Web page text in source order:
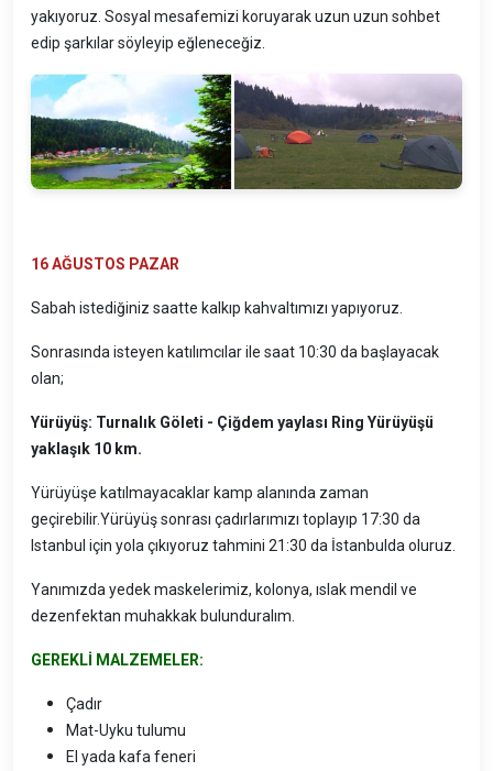
yakıyoruz. Sosyal mesafemizi koruyarak uzun uzun sohbet
edip şarkılar söyleyip eğleneceğiz.
16 AĞUSTOS PAZAR
Sabah istediğiniz saatte kalkıp kahvaltımızı yapıyoruz.
Sonrasında isteyen katılımcılar ile saat 10:30 da başlayacak
olan;
Yürüyüş: Turnalık Göleti - Çiğdem yaylası Ring Yürüyüşü
yaklaşık 10 km.
Yürüyüşe katılmayacaklar kamp alanında zaman
geçirebilir.Yürüyüş sonrası çadırlarımızı toplayıp 17:30 da
Istanbul için yola çıkıyoruz tahmini 21:30 da İstanbulda oluruz.
Yanımızda yedek maskelerimiz, kolonya, ıslak mendil ve
dezenfektan muhakkak bulunduralım.
GEREKLİ MALZEMELER:
Çadır
Mat-Uyku tulumu
El yada kafa feneri